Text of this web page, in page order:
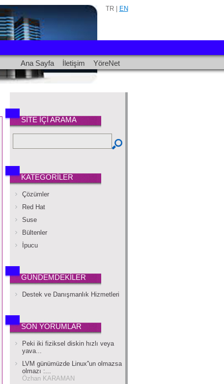
TR | EN
Ana Sayfa İletişim YöreNet
SİTE İÇİ ARAMA
KATEGORİLER
Çözümler
Red Hat
Suse
Bültenler
İpucu
GÜNDEMDEKİLER
Destek ve Danışmanlık Hizmetleri
SON YORUMLAR
Peki iki fiziksel diskin hızlı veya
yava...
LVM günümüzde Linux''un olmazsa
olmazı :...
Özhan KARAMAN